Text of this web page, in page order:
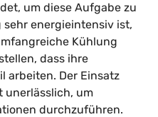
um diese Aufgabe zu
sehr energieintensiv ist,
Kühlung
dass ihre
arbeiten. Der Einsatz
unerlässlich, um
durchzuführen.